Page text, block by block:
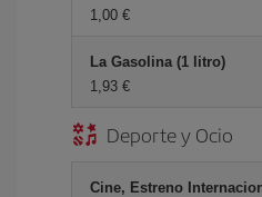
1,00 €
La Gasolina (1 litro)
1,93 €
Deporte y Ocio
Cine, Estreno